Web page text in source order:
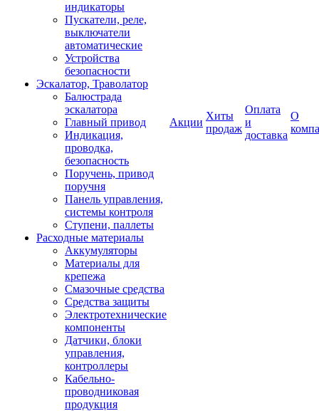
индикаторы
Пускатели, реле,
выключатели
автоматические
Устройства
безопасности
Эскалатор, Траволатор
Балюстрада
эскалатора
Главный привод
Индикация,
проводка,
безопасность
Поручень, привод
поручня
Панель управления,
системы контроля
Ступени, паллеты
Расходные материалы
Аккумуляторы
Материалы для
крепежа
Смазочные средства
Средства защиты
Электротехнические
компоненты
Датчики, блоки
управления,
контроллеры
Кабельно-
проводниковая
продукция
Акции
Хиты
продаж
Оплата
и
доставка
О